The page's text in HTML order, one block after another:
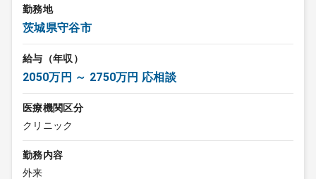
勤務地
茨城県守谷市
給与（年収）
2050万円 ～ 2750万円 応相談
医療機関区分
クリニック
勤務内容
外来